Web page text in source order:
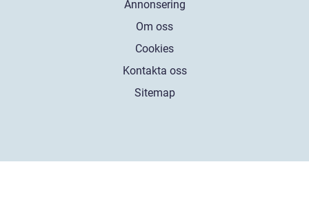
Annonsering
Om oss
Cookies
Kontakta oss
Sitemap